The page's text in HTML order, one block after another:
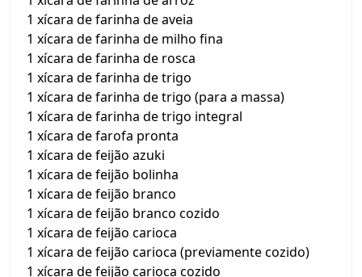
1 xícara de farinha de aveia
1 xícara de farinha de milho fina
1 xícara de farinha de rosca
1 xícara de farinha de trigo
1 xícara de farinha de trigo (para a massa)
1 xícara de farinha de trigo integral
1 xícara de farofa pronta
1 xícara de feijão azuki
1 xícara de feijão bolinha
1 xícara de feijão branco
1 xícara de feijão branco cozido
1 xícara de feijão carioca
1 xícara de feijão carioca (previamente cozido)
1 xícara de feijão carioca cozido